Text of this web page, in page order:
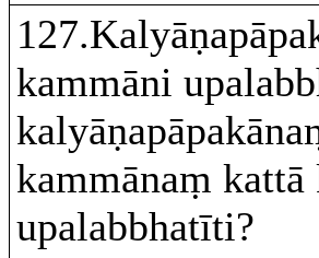
kammāni
kammānaṃ kattā
upalabbhatīti?